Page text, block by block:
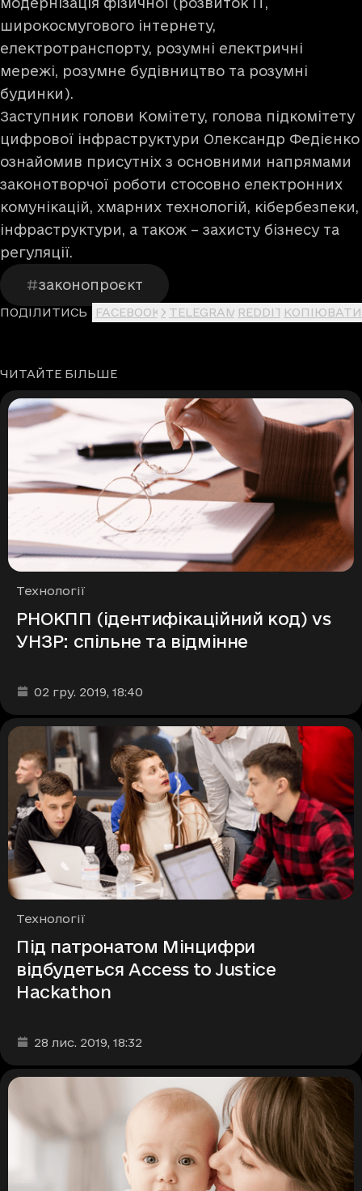
широкосмугового інтернету,
електротранспорту, розумні електричні
мережі, розумне будівництво та розумні
будинки).
Заступник голови Комітету, голова підкомітету
цифрової інфраструктури Олександр Федієнко
ознайомив присутніх з основними напрямами
законотворчої роботи стосовно електронних
комунікацій, хмарних технологій, кібербезпеки,
інфраструктури, а також – захисту бізнесу та
регуляції.
законопроєкт
ПОДІЛИТИСЬ FACEBOOK X TELEGRAM REDDIT КОПІЮВАТИ
ЧИТАЙТЕ БІЛЬШЕ
Рубрики
Технології
РНОКПП (ідентифікаційний код) vs
УНЗР: спільне та відмінне
Дата та час публікації
02 гру. 2019, 18:40
Рубрики
Технології
Під патронатом Мінцифри
відбудеться Access to Justice
Hackathon
Дата та час публікації
28 лис. 2019, 18:32